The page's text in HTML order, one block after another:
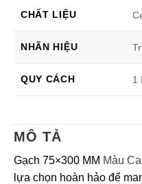
CHẤT LIỆU
NHÃN HIỆU
QUY CÁCH 1
MÔ TẢ
Gạch 75×300 MM Màu
lựa chọn hoàn hảo để